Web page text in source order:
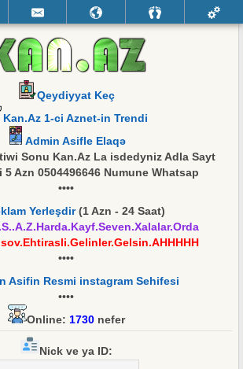
Qeydiyyat Keç
Kan.Az 1-ci Aznet-in Trendi
Admin Asifle Elaqə
Sonu Kan.Az La isdedyniz Adla Sayt
5 Azn 0504496646 Numune Whatsap
••••
Yerleşdir(1 Azn - 24 Saat)
••••
Asifin Resmi instagram Sehifesi
••••
Online: 1730nefer
Nick ve ya ID: